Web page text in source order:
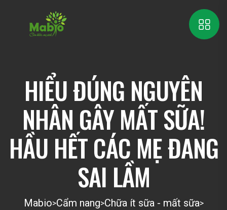
HIỂU ĐÚNG NGUYÊN
NHÂN GÂY MẤT SỮA!
HẦU HẾT CÁC MẸ ĐANG
SAI LẦM
Mabio>Cẩm nang>Chữa ít sữa - mất sữa>